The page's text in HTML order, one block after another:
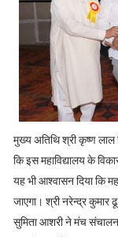
मुख्य अतिथि श्री कृष्ण लाल
कि इस महाविद्यालय के
यह भी आश्वासन दिया कि
जाएगा। श्री नरेन्द्र कुमार
सुमिता आशरी ने मंच संचालन